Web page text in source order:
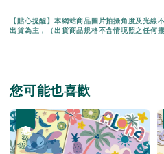
【貼心提醒】本網站商品圖片拍攝角度及光線
出貨為主，（出貨商品規格不含情境照之任何
您可能也喜歡